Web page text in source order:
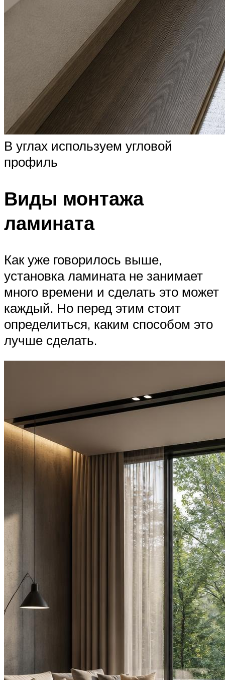
В углах используем угловой
профиль
Виды монтажа
ламината
Как уже говорилось выше,
установка ламината не занимает
много времени и сделать это может
каждый. Но перед этим стоит
определиться, каким способом это
лучше сделать.